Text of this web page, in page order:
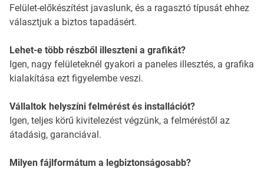
Felület-előkészítést javaslunk, és a ragasztó típusát ehhez
választjuk a biztos tapadásért.
Lehet-e több részből illeszteni a grafikát?
Igen, nagy felületeknél gyakori a paneles illesztés, a grafika
kialakítása ezt figyelembe veszi.
Vállaltok helyszíni felmérést és installációt?
Igen, teljes körű kivitelezést végzünk, a felméréstől az
átadásig, garanciával.
Milyen fájlformátum a legbiztonságosabb?